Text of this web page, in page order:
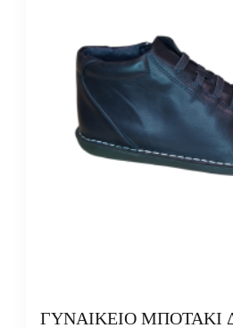
ΓΥΝΑΙΚΕΙΟ